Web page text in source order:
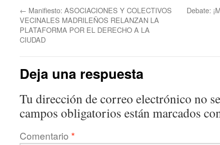
← Manifiesto: ASOCIACIONES Y COLECTIVOS
VECINALES MADRILEÑOS RELANZAN LA
PLATAFORMA POR EL DERECHO A LA
CIUDAD
Debate:
Deja una respuesta
Tu dirección de correo electrónico no
campos obligatorios están marcados
Comentario *